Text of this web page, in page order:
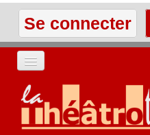
Se connecter
ACCUEIL
LES TEXTES